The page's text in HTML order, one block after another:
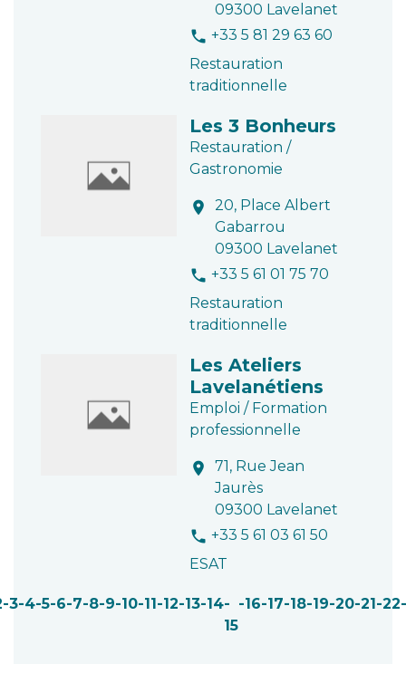
09300 Lavelanet
phone +33 5 81 29 63 60
Restauration
traditionnelle
Les 3 Bonheurs
Restauration /
Gastronomie
location_on
20, Place Albert
Gabarrou
09300 Lavelanet
phone +33 5 61 01 75 70
Restauration
traditionnelle
Les Ateliers
Lavelanétiens
Emploi / Formation
professionnelle
location_on
71, Rue Jean
Jaurès
09300 Lavelanet
phone +33 5 61 03 61 50
ESAT
-3-4-5-6-7-8-9-10-11-12-13-14-
15
-16-17-18-19-20-21-22